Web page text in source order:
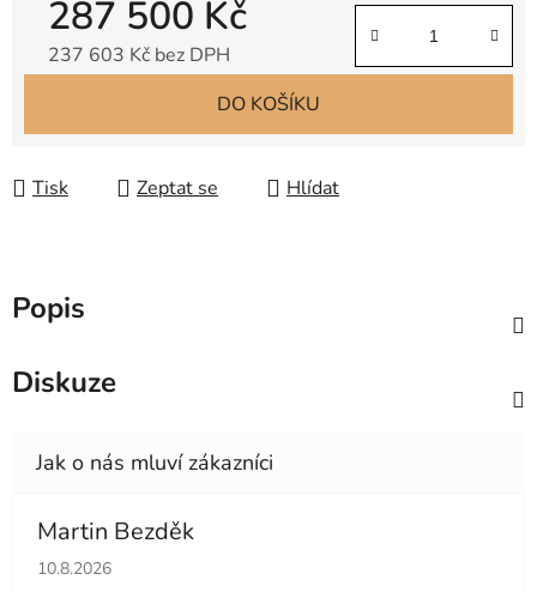
287 500 Kč
237 603 Kč bez DPH
DO KOŠÍKU
Tisk Zeptat se Hlídat
Popis
Diskuze
Martin Bezděk
Hodnocení obchodu je 5 z 5 hvězdiček.
10.8.2026